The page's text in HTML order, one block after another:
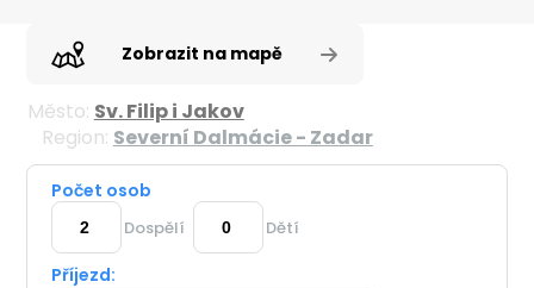
Zobrazit na mapě
Město: Sv. Filip i Jakov
Region: Severní Dalmácie - Zadar
Počet osob
Dospělí Dětí
Příjezd: